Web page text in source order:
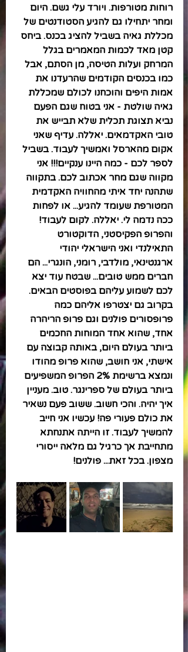
רוחות מטורפות. ויורד עלי גשם. היום
ומחר יתחילו גם להגיע הסטודנטים של
מכללת גאיה בשביל להציג בכנס. ביחס
קטן מאד לכמות המאמרים בגלל
המרחק ועלות הטיסה, מן הסתם, אבל
כמו בכנסים הקודמים שהרעדנו את
אמות היפים והוכחנו לכולם שמכללת
גאיה שולטת - אני בטוח שגם הפעם
נביא תצוגת תכלית שלא תבייש את
טובי האקדמאים. יאללה. עדיף שאני
אקום מהארסל ואמשיך לעבוד. בשביל
לספר לכם - כמה היינו ענקיים!!! אני
מקווה שגם מחר אכתוב לכם. בתקווה
שתהנה יחד איתי מהחוויה האקדמית
המטורפת שעומד להגיע... או לפחות
ככה נדמה לי. יאללה. לקום לעבוד!
והפרופ הפקיסטני, הדוקטורט
התאילנדי ואני הישראלי יהודי
ארגנטינאי, מולדבי, רומני, הונגרי... הם
חברים ממש טובים... שבטח עוד יצא
לכם לשמוע עליהם בפוסטים הבאים.
בקרוב גם יצטרפו אליהם כמה
פרופסורים פולנים וגם פרופ הריהרה
אחד, שהוא אחד המוחות החכמים
ביותר בעולם היום, באותה קבוצה עם
אישתי, אני חושב, שהוא פרופ מהודו
ונמצא ברשימת 2% הפרופ המשפיעים
ביותר בעולם של ספרינגר. טוב. מעניין
איך יהיה. והכי חשוב. ששוב פעם נשאיר
את כולם פעורי פה! עכשיו אני חייב
להמשיך לעבוד. זו הייתה אתנחתא
מתחייבת אך כרגיל גם מלאה ייסורי
מצפון. בכל זאת... פולנים!